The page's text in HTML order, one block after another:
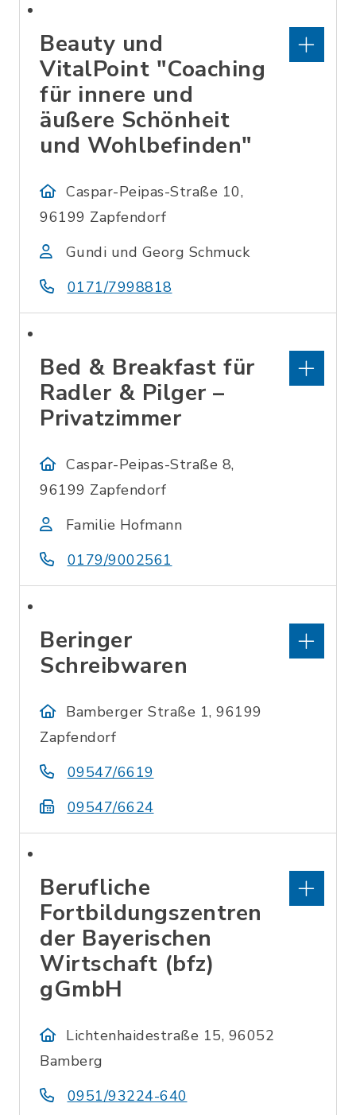
Beauty und
VitalPoint "Coaching
für innere und
äußere Schönheit
und Wohlbefinden"
Caspar-Peipas-Straße 10,
96199 Zapfendorf
Gundi und Georg Schmuck
0171/7998818
Bed & Breakfast für
Radler & Pilger –
Privatzimmer
Caspar-Peipas-Straße 8,
96199 Zapfendorf
Familie Hofmann
0179/9002561
Beringer
Schreibwaren
Bamberger Straße 1, 96199
Zapfendorf
09547/6619
09547/6624
Berufliche
Fortbildungszentren
der Bayerischen
Wirtschaft (bfz)
gGmbH
Lichtenhaidestraße 15, 96052
Bamberg
0951/93224-640